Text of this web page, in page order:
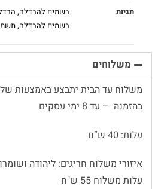
תגיות
בשמים להבדלה,
בשמים להבדלה,
משלוחים
משלוח עד הבית יתבצע באמצעות
בהזמנה – עד 8 ימי עסקים
עלות: 40 ש”ח
איזורי משלוח חריגים: ליהודה
עלות משלוח 55 ש"ח